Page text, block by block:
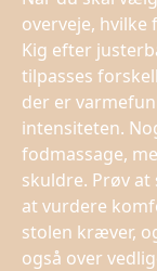
overveje,
Kig efter
tilpasses
der er
intensiteten.
fodmassage,
skuldre. Prøv
at vurdere
stolen kræver,
også over